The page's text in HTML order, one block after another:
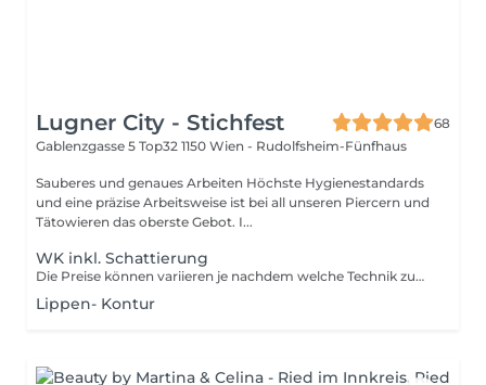
Lugner City - Stichfest
68
Gablenzgasse 5 Top32 1150 Wien - Rudolfsheim-Fünfhaus
Sauberes und genaues Arbeiten Höchste Hygienestandards
und eine präzise Arbeitsweise ist bei all unseren Piercern und
Tätowieren das oberste Gebot. I...
WK inkl. Schattierung
Die Preise können variieren je nachdem welche Technik zum Einsatz kommt und ob ein altes PMU vorhanden ist. Ein persönliches Beratungsgespräch wird deshalb immer empfohlen.
Lippen- Kontur